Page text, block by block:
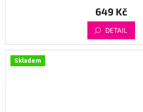
649 Kč
DETAIL
Skladem